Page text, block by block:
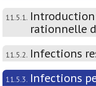
11.5.1.
rationnelle
11.5.2. Infections
11.5.3. Infections